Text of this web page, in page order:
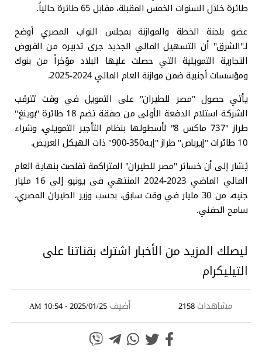
طائرة خلال السنوات الخمس المقبلة، مقابل 65 طائرة حالياً.
عضو بلجنة الخطة والموازنة بمجلس النواب المصري أوضح
لـ"الشرق" أن التسهيل المالي الجديد جرى تدبيره من القروض
التجارية التمويلية التي حصلت عليها البلاد مؤخراً من بنوك
ومؤسسات أجنبية ضمن موازنة العام المالي 2024-2025.
يأتي حصول "مصر للطيران" على التمويل في وقت تترقب
الشركة استلام الدفعة الأولى من صفقة تضم 18 طائرة "بوينغ"
طراز "737 ماكس 8" لأسطولها بنظام التأجير التمويلي، وشراء
10 طائرات "إيرباص" طراز "إيه350-900" ذات الهيكل العريض.
يُشار إلى أن خسائر "مصر للطيران" المتراكمة تقلصت بنهاية العام
المالي الماضي 2023-2024 المنتهي فى يونيو إلى 16 مليار
جنيه، من 30 مليار في وقت سابق، بحسب وزير الطيران المصري،
سامح الحفني.
ليصلك المزيد من الأخبار اشترك بقناتنا على
التيليكرام
مشاهدات2158 أضيف 2025/01/25 - 10:54 AM